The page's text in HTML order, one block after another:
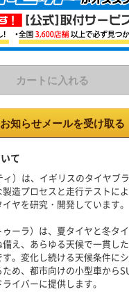
カートに入れる
知らせメールを受け取る
て
）は、イギリスのタイヤブ
造プロセスと走行テストに
ヤを研究・開発しています。
ーラ）は、夏タイヤと冬タ
え、あらゆる天候で一貫し
。変化し続ける天候条件に
め、都市向けの小型車から
イバーに提供します。